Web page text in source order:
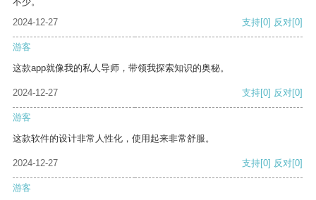
2024-12-27
支持[0] 反对[0]
游客
这款app就像我的私人导师，带领我探索知识的奥秘。
2024-12-27 支持[0] 反对[0]
游客
这款软件的设计非常人性化，使用起来非常舒服。
2024-12-27 支持[0] 反对[0]
游客